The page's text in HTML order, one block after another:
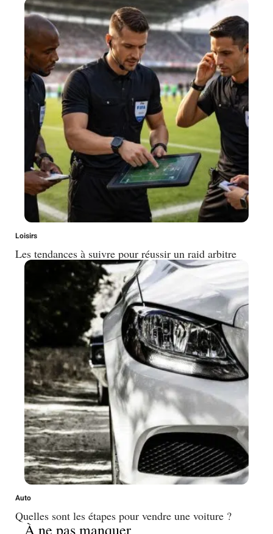
Loisirs
Les tendances à suivre pour réussir un raid arbitre
Auto
Quelles sont les étapes pour vendre une voiture ?
À ne pas manquer